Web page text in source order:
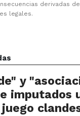
derivadas
legales.
y
imputados